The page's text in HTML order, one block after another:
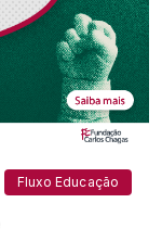
Fluxo Educação